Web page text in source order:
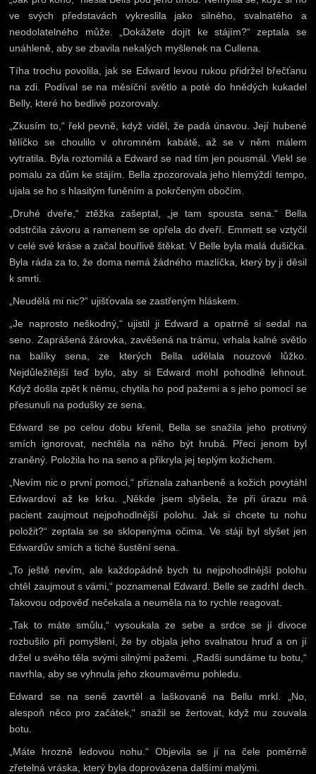
ve svých představách vykreslila jako silného, svalnatého a
neodolatelného může. „Dokážete dojít ke stájím?“ zeptala se
unáhleně, aby se zbavila nekalých myšlenek na Cullena.
Tíha trochu povolila, jak se Edward levou rukou přidržel břečťanu
na zdi. Podíval se na měsíční světlo a poté do hnědých kukadel
Belly, které ho bedlivě pozorovaly.
„Zkusím to,“ řekl pevně, když viděl, že padá únavou. Její hubené
tělíčko se choulilo v ohromném kabátě, až se v něm málem
vytratila. Byla roztomilá a Edward se nad tím jen pousmál. Vlekl se
pomalu za dům ke stájím. Bella zpozorovala jeho hlemýždí tempo,
ujala se ho s hlasitým funěním a pokrčeným obočím.
„Druhé dveře,“ ztěžka zašeptal, „je tam spousta sena.“ Bella
odstrčila závoru a ramenem se opřela do dveří. Emmett se vztyčil
v celé své kráse a začal bouřlivě štěkat. V Belle byla malá dušička.
Byla ráda za to, že doma nemá žádného mazlíčka, který by ji děsil
k smrti.
„Neudělá mi nic?“ ujišťovala se zastřeným hláskem.
„Je naprosto neškodný,“ ujistil ji Edward a opatrně si sedal na
seno. Zaprášená žárovka, zavěšená na trámu, vrhala kalné světlo
na balíky sena, ze kterých Bella udělala nouzové lůžko.
Nejdůležitější teď bylo, aby si Edward mohl pohodlně lehnout.
Když došla zpět k němu, chytila ho pod pažemi a s jeho pomocí se
přesunuli na podušky ze sena.
Edward se po celou dobu křenil, Bella se snažila jeho protivný
smích ignorovat, nechtěla na něho být hrubá. Přeci jenom byl
zraněný. Položila ho na seno a přikryla jej teplým kožichem.
„Nevím nic o první pomoci,“ přiznala zahanbeně a kožich povytáhl
Edwardovi až ke krku. „Někde jsem slyšela, že při úrazu má
pacient zaujmout nejpohodlnější polohu. Jak si chcete tu nohu
položit?“ zeptala se se sklopenýma očima. Ve stáji byl slyšet jen
Edwardův smích a tiché šustění sena.
„To ještě nevím, ale každopádně bych tu nejpohodlnější polohu
chtěl zaujmout s vámi,“ poznamenal Edward. Belle se zadrhl dech.
Takovou odpověď nečekala a neuměla na to rychle reagovat.
„Tak to máte smůlu,“ vysoukala ze sebe a srdce se jí divoce
rozbušilo při pomyšlení, že by objala jeho svalnatou hruď a on jí
držel u svého těla svými silnými pažemi. „Radši sundáme tu botu,“
navrhla, aby se vyhnula jeho zkoumavému pohledu.
Edward se na seně zavrtěl a laškovaně na Bellu mrkl. „No,
alespoň něco pro začátek,“ snažil se žertovat, když mu zouvala
botu.
„Máte hrozně ledovou nohu.“ Objevila se jí na čele poměrně
zřetelná vráska, který byla doprovázena dalšími malými.